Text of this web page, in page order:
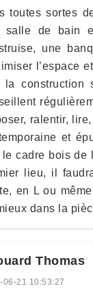
toutes sortes
salle de bain
une
l’espace
la construction
ralentir,
et
le cadre bois de
lieu, il
en L ou
dans la
Thomas
06-21 10:53:27